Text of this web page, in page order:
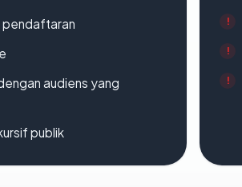
pendaftaran
audiens yang
publik